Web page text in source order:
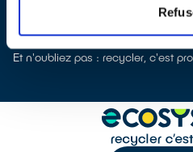
arrive en zone de stockage. On
fait une demande d'enlèvement
Et n'oubliez pas : recycler, c'est